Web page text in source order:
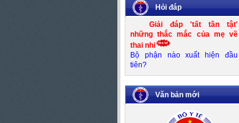
Hỏi đáp
Giải đáp 'tất tần tật'
những thắc mắc của mẹ về
thai nhi
Bộ phận nào xuất hiện đầu
tiên?
Văn bản mới